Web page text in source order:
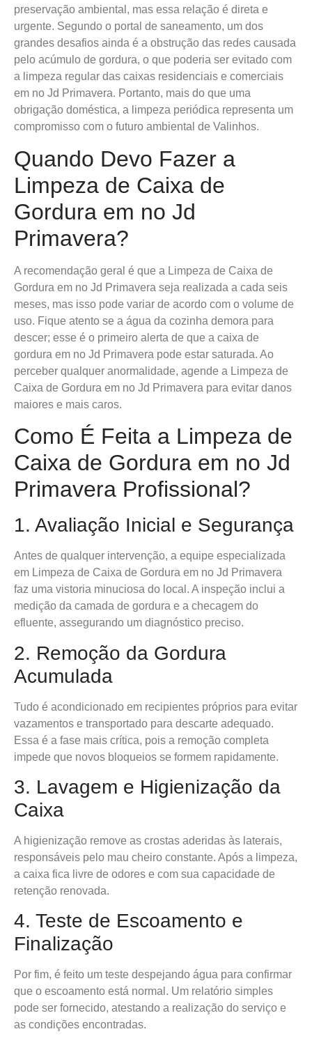
preservação ambiental, mas essa relação é direta e
urgente. Segundo o portal de saneamento, um dos
grandes desafios ainda é a obstrução das redes causada
pelo acúmulo de gordura, o que poderia ser evitado com
a limpeza regular das caixas residenciais e comerciais
em no Jd Primavera. Portanto, mais do que uma
obrigação doméstica, a limpeza periódica representa um
compromisso com o futuro ambiental de Valinhos.
Quando Devo Fazer a
Limpeza de Caixa de
Gordura em no Jd
Primavera?
A recomendação geral é que a Limpeza de Caixa de
Gordura em no Jd Primavera seja realizada a cada seis
meses, mas isso pode variar de acordo com o volume de
uso. Fique atento se a água da cozinha demora para
descer; esse é o primeiro alerta de que a caixa de
gordura em no Jd Primavera pode estar saturada. Ao
perceber qualquer anormalidade, agende a Limpeza de
Caixa de Gordura em no Jd Primavera para evitar danos
maiores e mais caros.
Como É Feita a Limpeza de
Caixa de Gordura em no Jd
Primavera Profissional?
1. Avaliação Inicial e Segurança
Antes de qualquer intervenção, a equipe especializada
em Limpeza de Caixa de Gordura em no Jd Primavera
faz uma vistoria minuciosa do local. A inspeção inclui a
medição da camada de gordura e a checagem do
efluente, assegurando um diagnóstico preciso.
2. Remoção da Gordura
Acumulada
Tudo é acondicionado em recipientes próprios para evitar
vazamentos e transportado para descarte adequado.
Essa é a fase mais crítica, pois a remoção completa
impede que novos bloqueios se formem rapidamente.
3. Lavagem e Higienização da
Caixa
A higienização remove as crostas aderidas às laterais,
responsáveis pelo mau cheiro constante. Após a limpeza,
a caixa fica livre de odores e com sua capacidade de
retenção renovada.
4. Teste de Escoamento e
Finalização
Por fim, é feito um teste despejando água para confirmar
que o escoamento está normal. Um relatório simples
pode ser fornecido, atestando a realização do serviço e
as condições encontradas.